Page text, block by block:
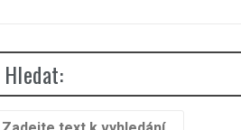
Hledat:
Search